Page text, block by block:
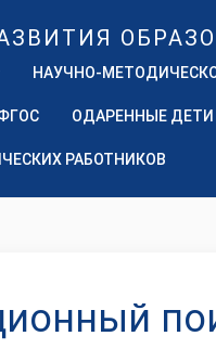
НАУЧНО-
ОДАРЕННЫЕ ДЕТИ
РАБОТНИКОВ